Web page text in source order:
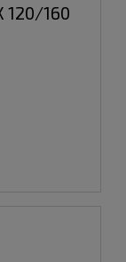
120/160